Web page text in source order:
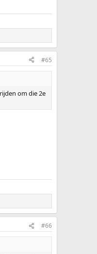
#65
om die 2e
#66